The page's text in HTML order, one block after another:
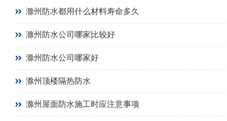
滁州防水都用什么材料寿命多久
滁州防水公司哪家比较好
滁州防水公司哪家好
滁州顶楼隔热防水
滁州屋面防水施工时应注意事项